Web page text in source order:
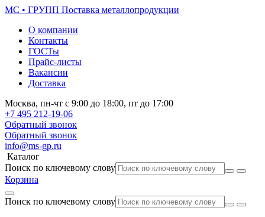
МС • ГРУПП Поставка металлопродукции
О компании
Контакты
ГОСТы
Прайс-листы
Вакансии
Доставка
Москва, пн-чт с 9:00 до 18:00, пт до 17:00
+7 495 212-19-06
Обратный звонок
Обратный звонок
info@ms-gp.ru
Каталог
Поиск по ключевому слову
Корзина
Поиск по ключевому слову